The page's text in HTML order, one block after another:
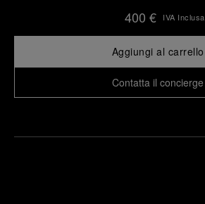
400 € IVA Inclusa
Aggiungi al carrello
Contatta il concierge